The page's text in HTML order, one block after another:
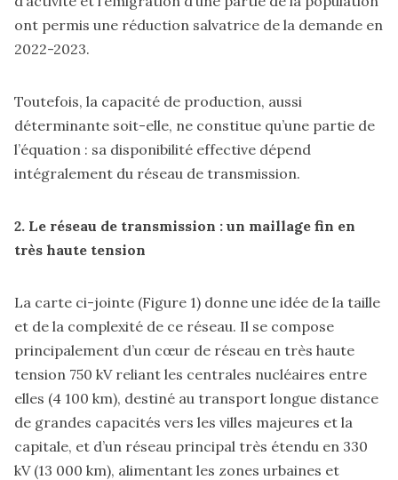
ont permis une réduction salvatrice de la demande en
2022-2023.
Toutefois, la capacité de production, aussi
déterminante soit-elle, ne constitue qu’une partie de
l’équation : sa disponibilité effective dépend
intégralement du réseau de transmission.
2. Le réseau de transmission : un maillage fin en
très haute tension
La carte ci-jointe (Figure 1) donne une idée de la taille
et de la complexité de ce réseau. Il se compose
principalement d’un cœur de réseau en très haute
tension 750 kV reliant les centrales nucléaires entre
elles (4 100 km), destiné au transport longue distance
de grandes capacités vers les villes majeures et la
capitale, et d’un réseau principal très étendu en 330
kV (13 000 km), alimentant les zones urbaines et